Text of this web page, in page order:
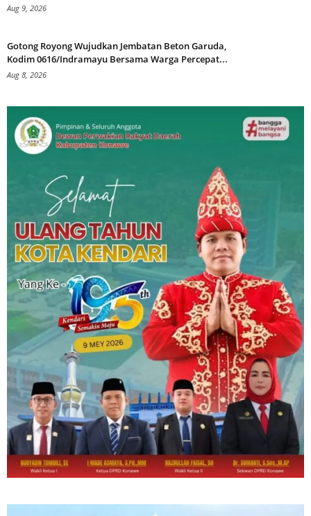
Aug 9, 2026
Gotong Royong Wujudkan Jembatan Beton Garuda,
Kodim 0616/Indramayu Bersama Warga Percepat...
Aug 8, 2026